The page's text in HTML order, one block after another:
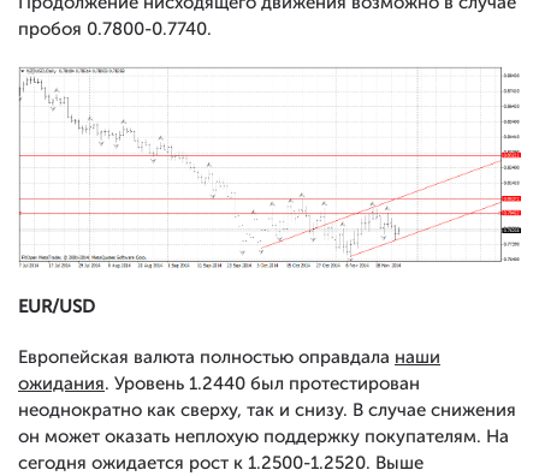
пробоя 0.7800-0.7740.
EUR/USD
Европейская валюта полностью оправдала наши
ожидания. Уровень 1.2440 был протестирован
неоднократно как сверху, так и снизу. В случае снижения
он может оказать неплохую поддержку покупателям. На
сегодня ожидается рост к 1.2500-1.2520. Выше